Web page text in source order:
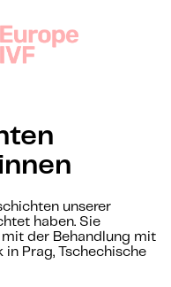
unserer
haben. Sie
der Behandlung mit
in Prag, Tschechische